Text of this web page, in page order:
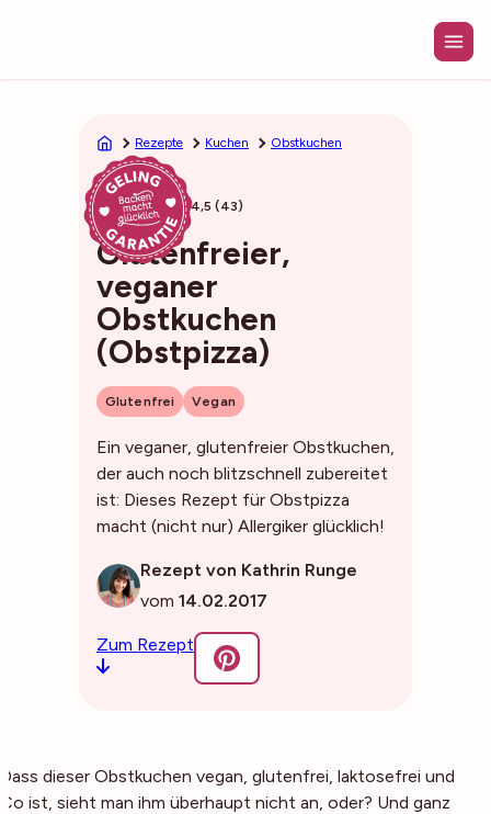
Rezepte Kuchen Obstkuchen
45min 4,5 (43)
Glutenfreier,
veganer
Obstkuchen
(Obstpizza)
Glutenfrei Vegan
Ein veganer, glutenfreier Obstkuchen,
der auch noch blitzschnell zubereitet
ist: Dieses Rezept für Obstpizza
macht (nicht nur) Allergiker glücklich!
Rezept von Kathrin Runge
vom 14.02.2017
Zum Rezept
Dass dieser Obstkuchen vegan, glutenfrei, laktosefrei und
Co ist, sieht man ihm überhaupt nicht an, oder? Und ganz